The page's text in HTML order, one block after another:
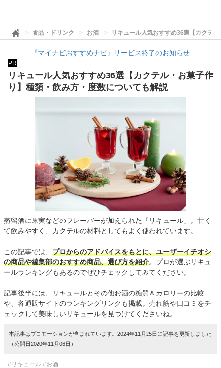
食品・ドリンク お酒 リキュール人気おすすめ36選【カクテ
『マイナビおすすめナビ』サービス終了のお知らせ
PR
リキュール人気おすすめ36選【カクテル・お菓子作
り】種類・飲み方・度数についても解説
蒸留酒に果実などのフレーバーが加えられた「リキュール」。甘く
て飲みやすく、カクテルの材料としてもよく使われています。
この記事では、 プロからのアドバイスをもとに、ユーザーイチオシ
の商品や編集部のおすすめ商品、選び方を紹介。プロが選ぶリキュ
ールランキングもあるのでぜひチェックしてみてください。
記事後半には、リキュールとその他お酒の糖質＆カロリーの比較
や、各通販サイトのランキングリンクも掲載。売れ筋や口コミをチ
ェックして美味しいリキュールを見つけてくださいね。
本記事はプロモーションが含まれています。2024年11月25日に記事を更新しました
（公開日2020年11月06日）
#リキュール #お酒